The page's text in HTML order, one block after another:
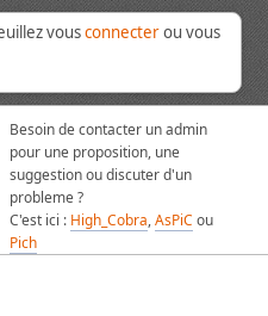
vousconnecterou vous
Besoin de contacter un admin
pour une proposition, une
suggestion ou discuter d'un
probleme ?
C'est ici : High_Cobra,AsPiC ou
Pich